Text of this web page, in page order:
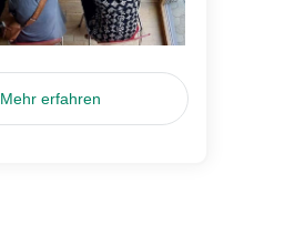
Mehr erfahren